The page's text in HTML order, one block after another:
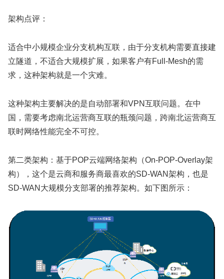
架构点评：
适合中小规模企业分支机构互联，由于分支机构需要直接建
立隧道，不适合大规模扩展，如果客户有Full-Mesh的需
求，这种架构就是一个灾难。
这种架构主要解决的是自动部署和VPN互联问题。在中
国，需要考虑南北运营商互联的瓶颈问题，跨南北运营商互
联时网络性能完全不可控。
第二类架构：基于POP云端网络架构（On-POP-Overlay架
构），这个是云商和服务商最喜欢的SD-WAN架构，也是
SD-WAN大规模分支部署的推荐架构。如下图所示：